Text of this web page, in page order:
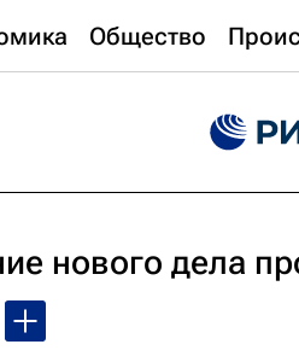
Общество
нового дела